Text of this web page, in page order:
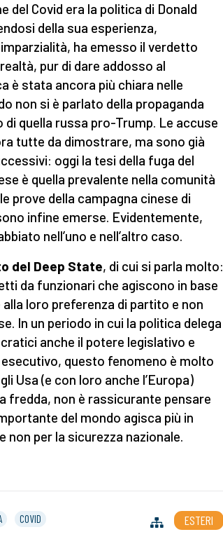
del Covid era la politica di Donald
della sua esperienza,
ha emesso il verdetto
pur di dare addosso al
è stata ancora più chiara nelle
non si è parlato della propaganda
quella russa pro-Trump. Le accuse
tutte da dimostrare, ma sono già
oggi la tesi della fuga del
è quella prevalente nella comunità
prove della campagna cinese di
infine emerse. Evidentemente,
nell’uno e nell’altro caso.
del Deep State, di cui si parla molto:
da funzionari che agiscono in base
loro preferenza di partito e non
In un periodo in cui la politica delega
anche il potere legislativo e
questo fenomeno è molto
Usa (e con loro anche l’Europa)
fredda, non è rassicurante pensare
del mondo agisca più in
non per la sicurezza nazionale.
COVID ESTERI